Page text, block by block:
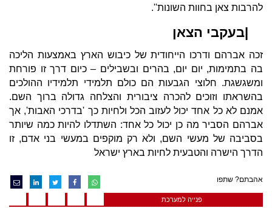
להרבות צאן בחוות השונות''.
|בעקבי הצאן
זכה אברהם ודרכו הייחודית של כיבוש הארץ באמצעות הליכה
בה בתמימות, יום יום, בהרים ובשבילים – כיום דרך זו פורחת
ומשגשגת. חלוצי הגבעות הם כולם תלמידי תלמידיו ההולכים
בהשראתו וזוכים להכרה ציבורית והצלחה גדולה ברוך השם.
אמנם לא כל אחד יכול לעזוב הכל ולחיות כך 'בדרכי האבות', אך
אברהם הסביר מה כן יכול כל אחד: השתדלו להיות כמה שיותר
בסביבה של מעשי השם, ולא רק מוקפים במעשי בני אדם, זו
הדרך הישרה והטבעית לחיות בארץ ישראל
אהבתם? שתפו
פנייה למערכת